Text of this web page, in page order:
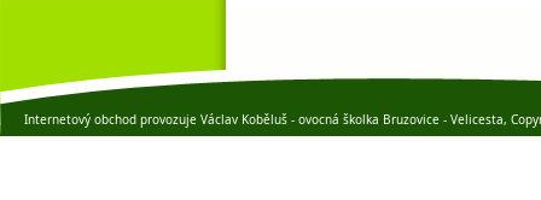
Internetový obchod provozuje Václav Koběluš - ovocná školka Bruzovice - Velicesta,